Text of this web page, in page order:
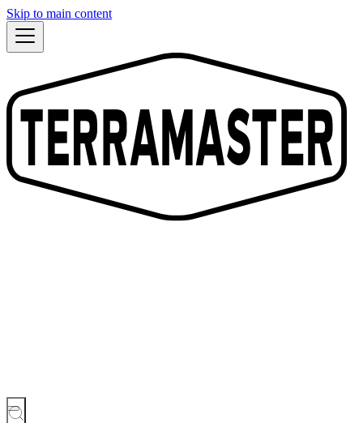
Skip to main content